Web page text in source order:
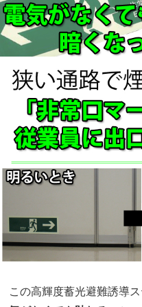
この高輝度蓄光避難誘導